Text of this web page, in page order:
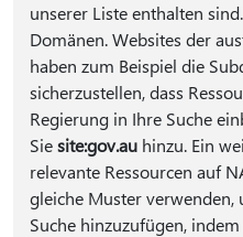
unserer Liste enthalten
Domänen. Websites der
haben zum Beispiel die
sicherzustellen, dass
Regierung in Ihre Suche
Siesite:gov.auhinzu. Ein
relevante Ressourcen auf
gleiche Muster verwenden,
Suche hinzuzufügen,